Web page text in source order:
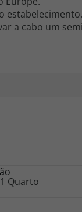
estabelecimento.
a cabo um